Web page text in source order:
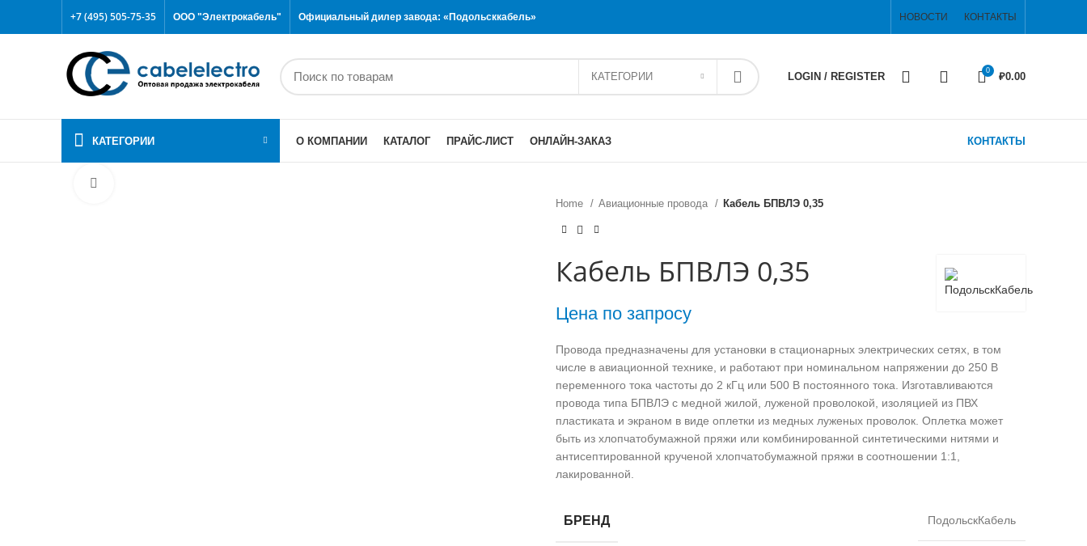
+7 (495) 505-75-35 ООО "Электрокабель" Официальный дилер завода: «Подольсккабель» НОВОСТИ КОНТАКТЫ
КАТЕГОРИИ LOGIN / REGISTER
0
₽0.00
КАТЕГОРИИ О КОМПАНИИ КАТАЛОГ ПРАЙС-ЛИСТ ОНЛАЙН-ЗАКАЗ КОНТАКТЫ
Home
Авиационные провода Кабель БПВЛЭ 0,35
Кабель БПВЛЭ 0,35
Цена по запросу
Провода предназначены для установки в стационарных электрических сетях, в том
числе в авиационной технике, и работают при номинальном напряжении до 250 В
переменного тока частоты до 2 кГц или 500 В постоянного тока. Изготавливаются
провода типа БПВЛЭ с медной жилой, луженой проволокой, изоляцией из ПВХ
пластиката и экраном в виде оплетки из медных луженых проволок. Оплетка может
быть из хлопчатобумажной пряжи или комбинированной синтетическими нитями и
антисептированной крученой хлопчатобумажной пряжи в соотношении 1:1,
лакированной.
БРЕНД ПодольскКабель